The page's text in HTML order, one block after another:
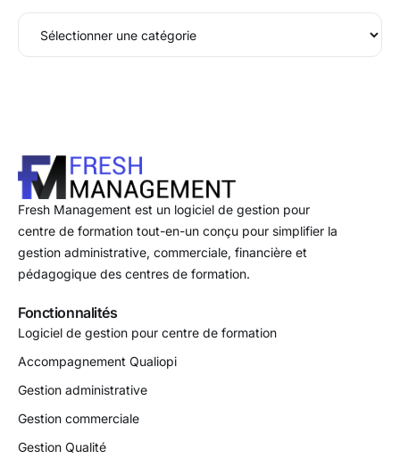
Fresh Management est un logiciel de gestion pour
centre de formation tout-en-un conçu pour simplifier la
gestion administrative, commerciale, financière et
pédagogique des centres de formation.
Fonctionnalités
Logiciel de gestion pour centre de formation
Accompagnement Qualiopi
Gestion administrative
Gestion commerciale
Gestion Qualité